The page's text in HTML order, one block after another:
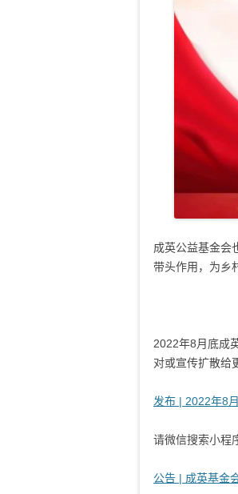
成英公益基金会
带头作用，为乡
2022年8月底成
对或宣传扩散给
发布 | 2022年8
请微信搜索小程
公告 | 成英基金